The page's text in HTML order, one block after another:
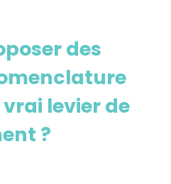
des
levier de
?